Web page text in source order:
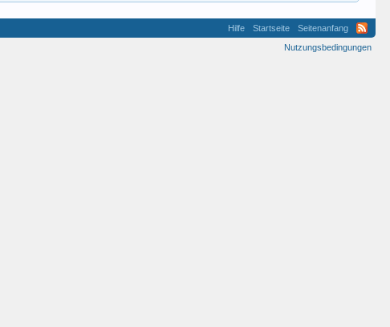
Hilfe Startseite
Seitenanfang
Nutzungsbedingungen